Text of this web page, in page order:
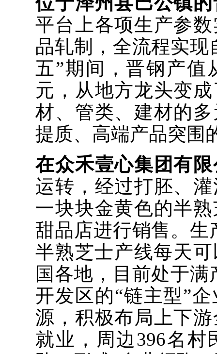
平台上各项生产参
品轧制，全流程实现
五”期间，晋钢产值
元，从地方龙头变
材、管类、建材的
提质、高端产品突围
在众禾壹心集团有
运转，经过打胚、
一块块金黄色的半
甜品店进行销售。生
半熟芝士产线每天
国各地，目前处于
开发区的“链主型”
源，积极布局上下
就业，周边396名